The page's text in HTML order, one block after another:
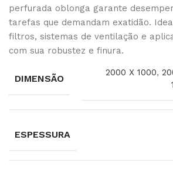
perfurada oblonga garante
tarefas que demandam exatidão.
filtros, sistemas de ventilação e
com sua robustez e finura.
DIMENSÃO
2000 X 1000,
ESPESSURA